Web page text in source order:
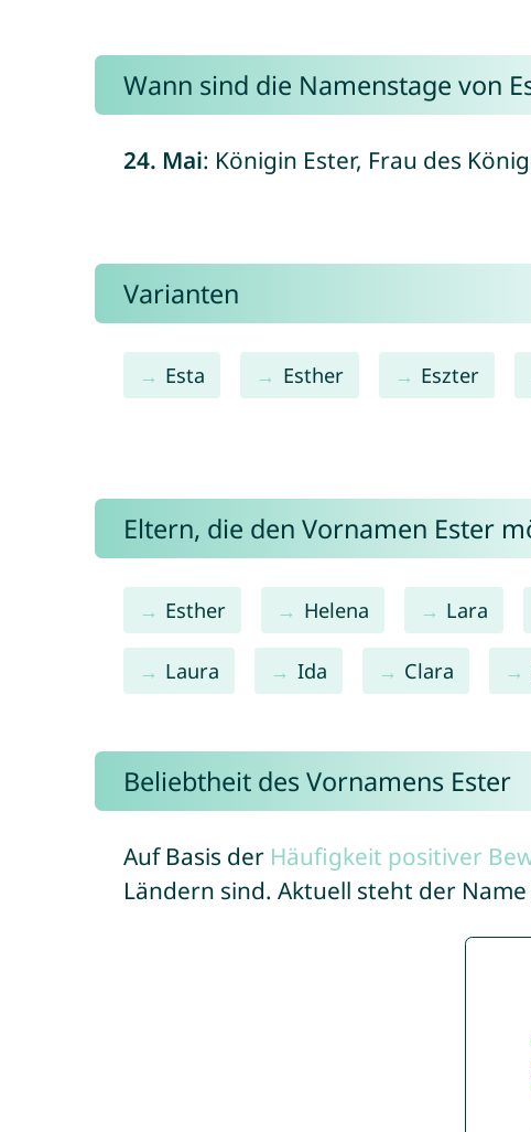
Wann sind die Namenstage von
24. Mai: Königin Ester, Frau des
Varianten
Esta Esther Eszter
Eltern, die den Vornamen Ester
Esther Helena Lara
Laura Ida Clara
Beliebtheit des Vornamens Ester
Auf Basis der Häufigkeit positiver
Ländern sind. Aktuell steht der